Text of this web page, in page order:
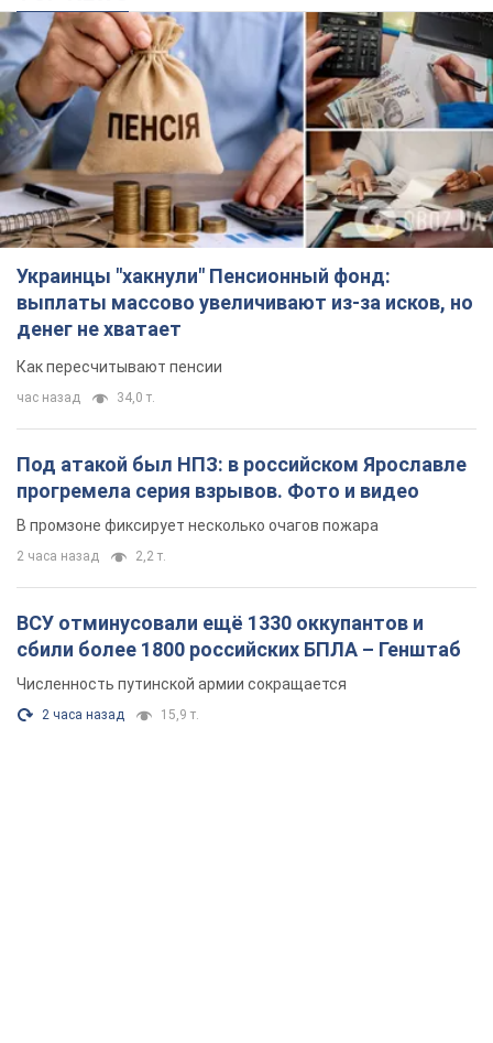
Украинцы "хакнули" Пенсионный фонд:
выплаты массово увеличивают из-за исков, но
денег не хватает
Как пересчитывают пенсии
час назад 34,0 т.
Под атакой был НПЗ: в российском Ярославле
прогремела серия взрывов. Фото и видео
В промзоне фиксирует несколько очагов пожара
2 часа назад 2,2 т.
ВСУ отминусовали ещё 1330 оккупантов и
сбили более 1800 российских БПЛА – Генштаб
Численность путинской армии сокращается
2 часа назад 15,9 т.